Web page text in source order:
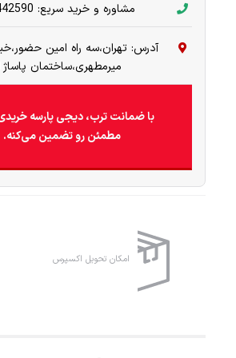
مشاوره و خرید سریع: 33442590-021
آدرس: تهران،سه راه امین
میرمطهری،ساختمان پاساژ
با ضمانت ترب، دیجی پارسه
مطمئن رو تضمین می‌کنه.
امکان تحویل اکسپرس